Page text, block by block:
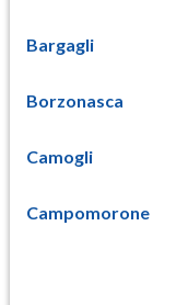
Bargagli
Borzonasca
Camogli
Campomorone